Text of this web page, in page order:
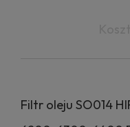
Filtr oleju SO014